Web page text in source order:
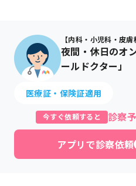
【内科・小児科・皮膚
夜間・休日のオ
ールドクター」
医療証・保険証適用
今すぐ依頼すると 診察
アプリで診察依頼